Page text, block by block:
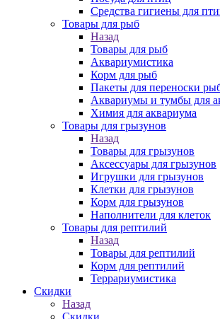
Средства гигиены для
Товары для рыб
Назад
Товары для рыб
Аквариумистика
Корм для рыб
Пакеты для переноски
Аквариумы и тумбы для
Химия для аквариума
Товары для грызунов
Назад
Товары для грызунов
Аксессуары для грызунов
Игрушки для грызунов
Клетки для грызунов
Корм для грызунов
Наполнители для клеток
Товары для рептилий
Назад
Товары для рептилий
Корм для рептилий
Террариумистика
Скидки
Назад
Скидки